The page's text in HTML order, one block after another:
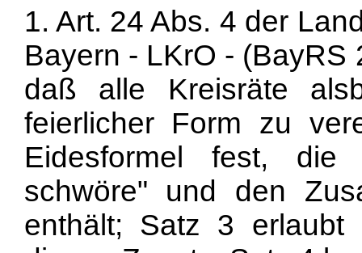
1. Art. 24 Abs. 4 der
Bayern - LKrO -
daß alle Kreisräte
feierlicher Form zu
Eidesformel fest,
schwöre" und den
enthält; Satz 3 erlaubt